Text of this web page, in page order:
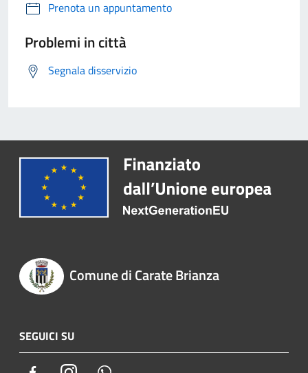
Prenota un appuntamento
Problemi in città
Segnala disservizio
Comune di Carate Brianza
SEGUICI SU